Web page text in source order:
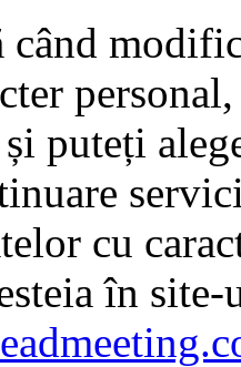
când
puteți
cu
în